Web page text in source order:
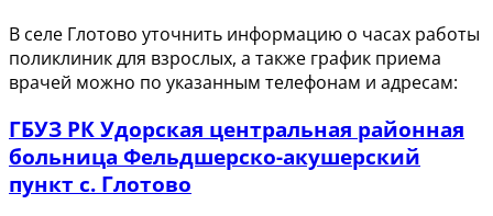
В селе Глотово уточнить информацию о часах работы
поликлиник для взрослых, а также график приема
врачей можно по указанным телефонам и адресам:
ГБУЗ РК Удорская центральная районная
больница Фельдшерско-акушерский
пункт с. Глотово